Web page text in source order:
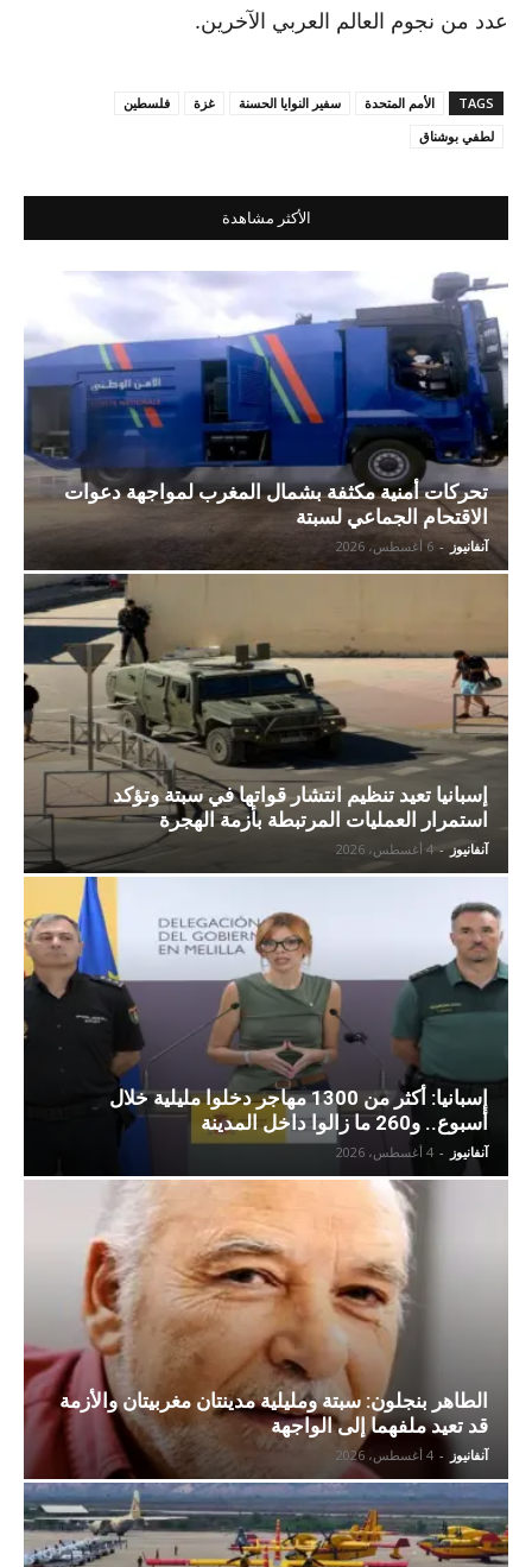
عدد من نجوم العالم العربي الآخرين.
TAGS الأمم المتحدة سفير النوايا الحسنة غزة
فلسطين
لطفي بوشناق
الأكثر مشاهدة
تحركات أمنية مكثفة بشمال المغرب لمواجهة دعوات
الاقتحام الجماعي لسبتة
آنفانيوز - 6 أغسطس، 2026
إسبانيا تعيد تنظيم انتشار قواتها في سبتة وتؤكد
استمرار العمليات المرتبطة بأزمة الهجرة
آنفانيوز - 4 أغسطس، 2026
إسبانيا: أكثر من 1300 مهاجر دخلوا مليلية خلال
أسبوع.. و260 ما زالوا داخل المدينة
آنفانيوز - 4 أغسطس، 2026
الطاهر بنجلون: سبتة ومليلية مدينتان مغربيتان والأزمة
قد تعيد ملفهما إلى الواجهة
آنفانيوز - 4 أغسطس، 2026